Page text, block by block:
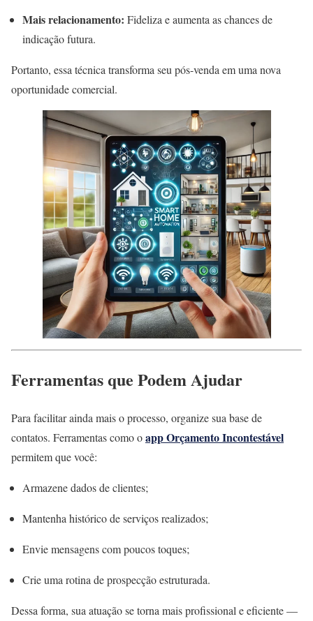
Mais relacionamento: Fideliza e aumenta as chances de
indicação futura.
Portanto, essa técnica transforma seu pós-venda em uma nova
oportunidade comercial.
Ferramentas que Podem Ajudar
Para facilitar ainda mais o processo, organize sua base de
contatos. Ferramentas como oapp Orçamento Incontestável
permitem que você:
Armazene dados de clientes;
Mantenha histórico de serviços realizados;
Envie mensagens com poucos toques;
Crie uma rotina de prospecção estruturada.
Dessa forma, sua atuação se torna mais profissional e eficiente —